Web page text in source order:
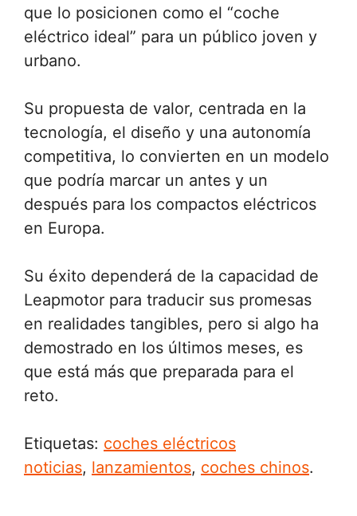
que lo posicionen como el “coche
eléctrico ideal” para un público joven y
urbano.
Su propuesta de valor, centrada en la
tecnología, el diseño y una autonomía
competitiva, lo convierten en un modelo
que podría marcar un antes y un
después para los compactos eléctricos
en Europa.
Su éxito dependerá de la capacidad de
Leapmotor para traducir sus promesas
en realidades tangibles, pero si algo ha
demostrado en los últimos meses, es
que está más que preparada para el
reto.
Etiquetas: coches eléctricos
noticias, lanzamientos, coches chinos.